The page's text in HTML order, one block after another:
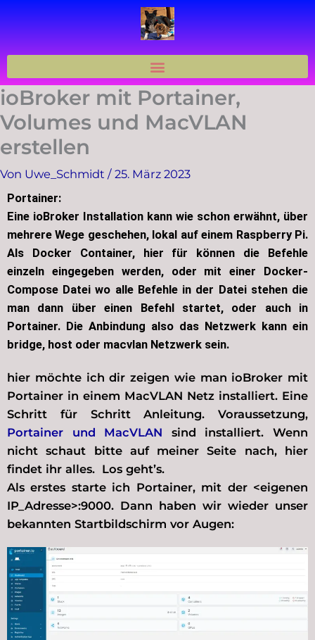
ioBroker mit Portainer,
Volumes und MacVLAN
erstellen
Von Uwe_Schmidt / 25. März 2023
Portainer:
Eine ioBroker Installation kann wie schon erwähnt, über
mehrere Wege geschehen, lokal auf einem Raspberry Pi.
Als Docker Container, hier für können die Befehle
einzeln eingegeben werden, oder mit einer Docker-
Compose Datei wo alle Befehle in der Datei stehen die
man dann über einen Befehl startet, oder auch in
Portainer. Die Anbindung also das Netzwerk kann ein
bridge, host oder macvlan Netzwerk sein.
hier möchte ich dir zeigen wie man ioBroker mit
Portainer in einem MacVLAN Netz installiert. Eine
Schritt für Schritt Anleitung. Voraussetzung,
Portainer und MacVLAN sind installiert. Wenn
nicht schaut bitte auf meiner Seite nach, hier
findet ihr alles. Los geht’s.
Als erstes starte ich Portainer, mit der <eigenen
IP_Adresse>:9000. Dann haben wir wieder unser
bekannten Startbildschirm vor Augen: